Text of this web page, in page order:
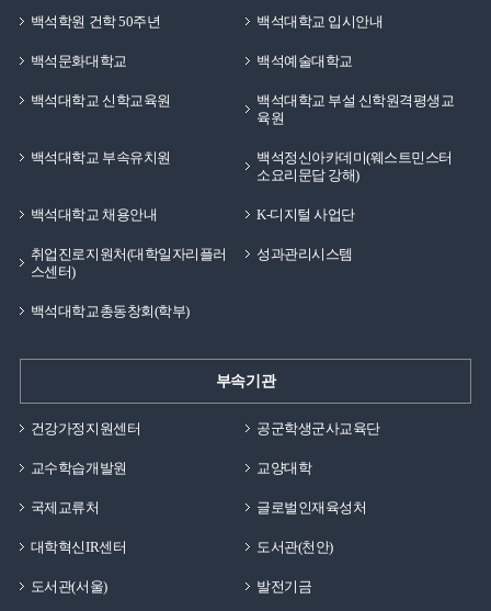
백석학원 건학 50주년 백석대학교 입시안내
백석문화대학교 백석예술대학교
백석대학교 신학교육원
백석대학교 부설 신학원격평생교
육원
백석대학교 부속유치원
백석정신아카데미(웨스트민스터
소요리문답 강해)
백석대학교 채용안내 K-디지털 사업단
취업진로지원처(대학일자리플러
스센터)
성과관리시스템
백석대학교총동창회(학부)
부속기관
건강가정지원센터 공군학생군사교육단
교수학습개발원 교양대학
국제교류처 글로벌인재육성처
대학혁신IR센터 도서관(천안)
도서관(서울) 발전기금